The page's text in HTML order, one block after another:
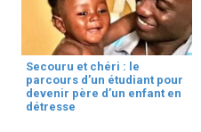
Secouru et chéri : le
parcours d’un étudiant pour
devenir père d’un enfant en
détresse